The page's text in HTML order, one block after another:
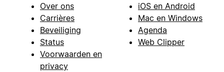
Over ons
Carrières
Beveiliging
Status
Voorwaarden en
privacy
iOS en Android
Mac en Windows
Agenda
Web Clipper